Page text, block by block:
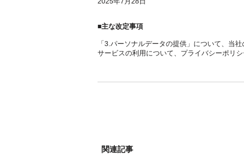
■主な改定事項
「3.パーソナルデータの提供」について、当
サービスの利用について、プライバシーポリシ
関連記事